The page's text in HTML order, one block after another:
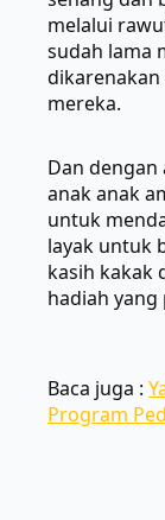
melalui
sudah lama
mereka.
Dan dengan
anak anak
untuk
layak untuk
kasih kakak
hadiah yang
Baca juga :
Program